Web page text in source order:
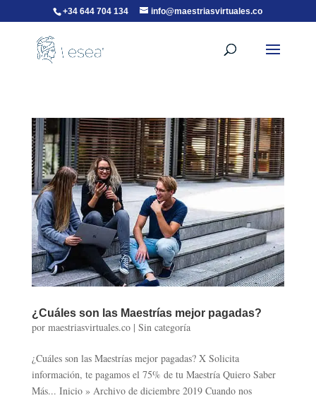
+34 644 704 134 info@maestriasvirtuales.co
¿Cuáles son las Maestrías mejor pagadas?
por maestriasvirtuales.co| Sin categoría
¿Cuáles son las Maestrías mejor pagadas? X Solicita
información, te pagamos el 75% de tu Maestría Quiero Saber
Más... Inicio » Archivo de diciembre 2019 Cuando nos